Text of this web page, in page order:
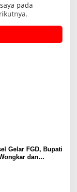
pada
Gelar FGD, Bupati
dan